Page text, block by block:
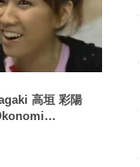
高垣 彩陽